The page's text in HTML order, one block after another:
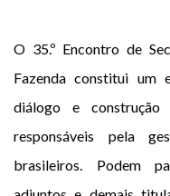
O 35.º Encontro de
Fazenda constitui um
diálogo e construção
responsáveis pela
brasileiros. Podem